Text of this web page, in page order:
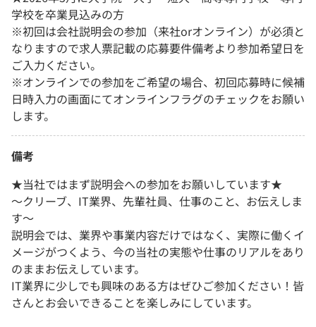
学校を卒業見込みの方
※初回は会社説明会の参加（来社orオンライン）が必須と
なりますので求人票記載の応募要件備考より参加希望日を
ご入力ください。
※オンラインでの参加をご希望の場合、初回応募時に候補
日時入力の画面にてオンラインフラグのチェックをお願い
します。
備考
★当社ではまず説明会への参加をお願いしています★
〜クリーブ、IT業界、先輩社員、仕事のこと、お伝えしま
す〜
説明会では、業界や事業内容だけではなく、実際に働くイ
メージがつくよう、今の当社の実態や仕事のリアルをあり
のままお伝えしています。
IT業界に少しでも興味のある方はぜひご参加ください！皆
さんとお会いできることを楽しみにしています。